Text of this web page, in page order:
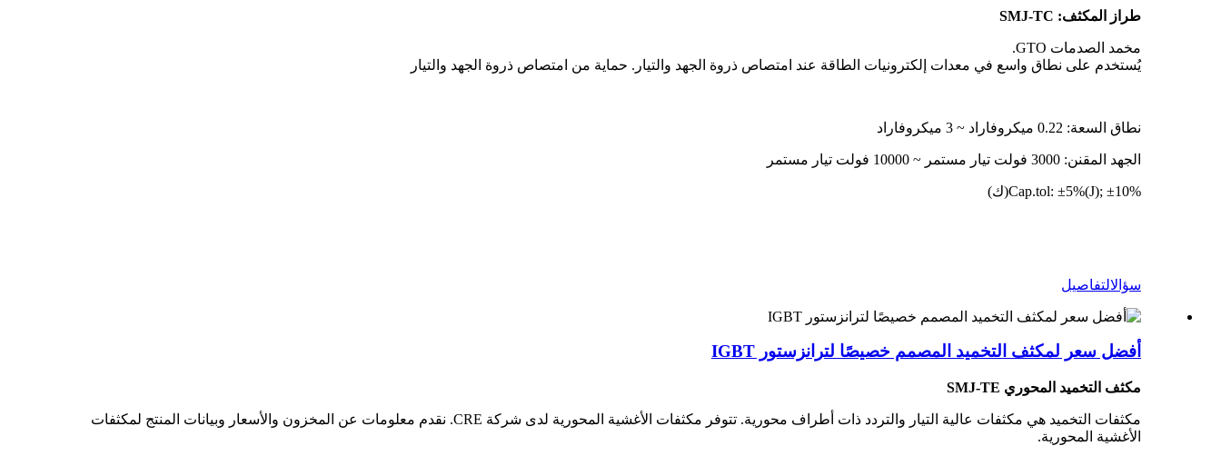
طراز المكثف: SMJ-TC
مخمد الصدمات GTO.
يُستخدم على نطاق واسع في معدات إلكترونيات الطاقة عند امتصاص ذروة الجهد والتيار. حماية من امتصاص ذروة الجهد والتيار
نطاق السعة: 0.22 ميكروفاراد ~ 3 ميكروفاراد
الجهد المقنن: 3000 فولت تيار مستمر ~ 10000 فولت تيار مستمر
Cap.tol: ±5%(J); ±10%(ك)
سؤالالتفاصيل
أفضل سعر لمكثف التخميد المصمم خصيصًا لترانزستور IGBT
مكثف التخميد المحوري SMJ-TE
مكثفات التخميد هي مكثفات عالية التيار والتردد ذات أطراف محورية. تتوفر مكثفات الأغشية المحورية لدى شركة CRE. نقدم معلومات عن المخزون والأسعار وبيانات المنتج لمكثفات
الأغشية المحورية.